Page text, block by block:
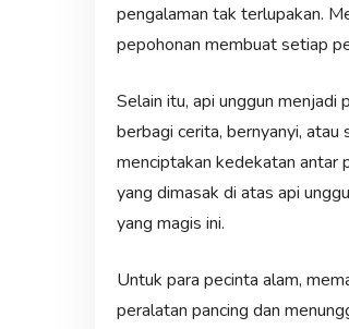
pengalaman tak terlupakan.
pepohonan membuat setiap
Selain itu, api unggun menjadi
berbagi cerita, bernyanyi,
menciptakan kedekatan antar
yang dimasak di atas api
yang magis ini.
Untuk para pecinta alam,
peralatan pancing dan